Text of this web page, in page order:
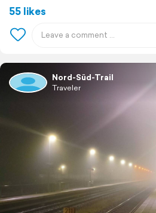
55 likes
Nord-Süd-Trail
Traveler